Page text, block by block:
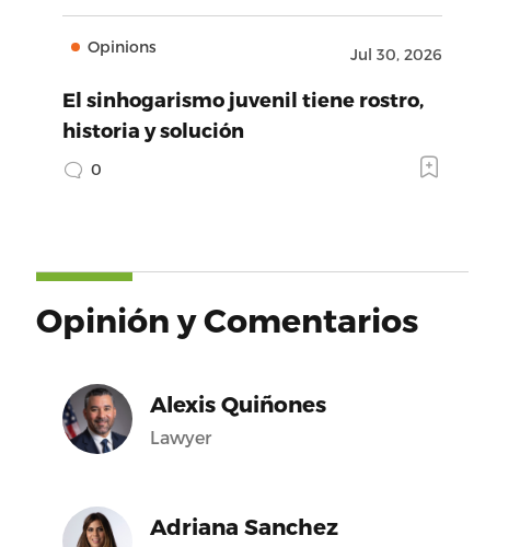
Opinions Jul 30, 2026
El sinhogarismo juvenil tiene rostro,
historia y solución
0
Opinión y Comentarios
Alexis Quiñones
Lawyer
Adriana Sanchez